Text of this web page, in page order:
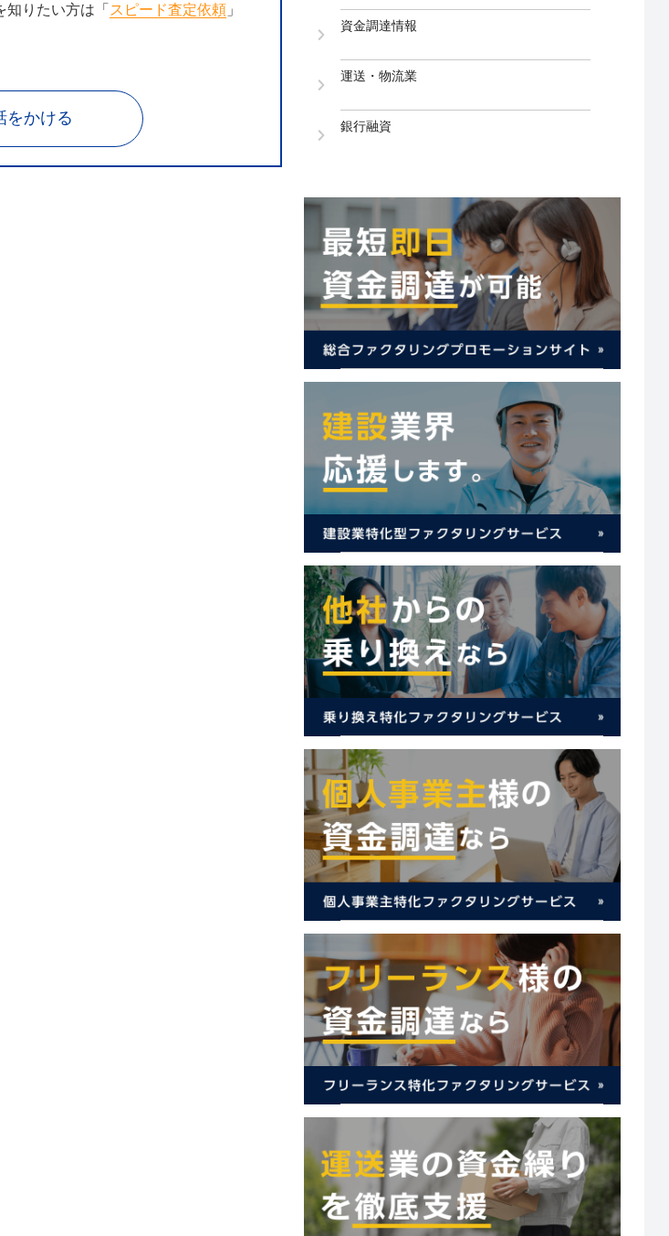
りたい方は「 スピード査定依頼」
をかける
資金調達情報
運送・物流業
銀行融資